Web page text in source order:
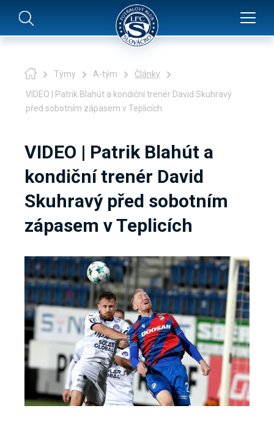
Týmy A-tým Články
VIDEO | Patrik Blahút a kondiční trenér David Skuhravý
před sobotním zápasem v Teplicích
VIDEO | Patrik Blahút a
kondiční trenér David
Skuhravý před sobotním
zápasem v Teplicích